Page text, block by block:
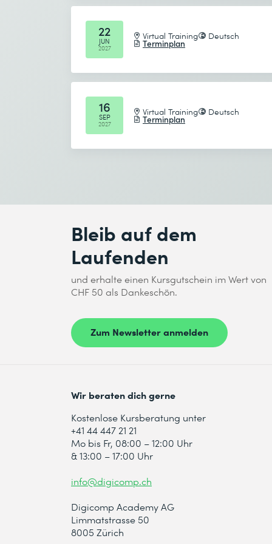
Ich habe dieDatenschutzbestimmungenzur
Absenden
* Pflichtfelder
22
JUN
2027
Virtual Training Deutsch
Terminplan
16
SEP
2027
Virtual Training Deutsch
Terminplan
Bleib auf dem
Laufenden
und erhalte einen Kursgutschein im Wert von
CHF 50 als Dankeschön.
Zum Newsletter anmelden
Wir beraten dich gerne
Kostenlose Kursberatung unter
+41 44 447 21 21
Mo bis Fr, 08:00 – 12:00 Uhr
& 13:00 – 17:00 Uhr
info@digicomp.ch
Digicomp Academy AG
Limmatstrasse 50
8005 Zürich